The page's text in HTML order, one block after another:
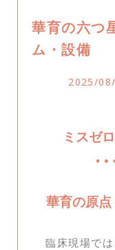
華育の六つ
ム・設備
2025/
ミスゼ
華育の原
臨床現場で